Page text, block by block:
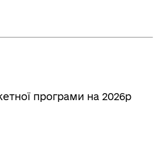
КОРУПЦІЇ
програми на 2026р